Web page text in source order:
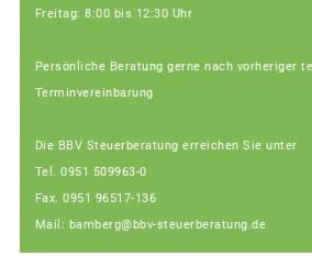
Freitag: 8:00 bis 12:30 Uhr
Persönliche Beratung gerne nach vorheriger
Terminvereinbarung
Die BBV Steuerberatung erreichen Sie unter
Tel. 0951 509963-0
Fax. 0951 96517-136
Mail: bamberg@bbv-steuerberatung.de